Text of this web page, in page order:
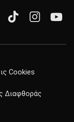
Cookies
Διαφθοράς